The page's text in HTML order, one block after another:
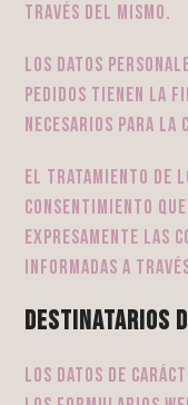
través del mismo.
Los datos
pedidos tienen la
necesarios para la
El tratamiento de
consentimiento
expresamente las
informadas a
Destinatarios
Los datos de